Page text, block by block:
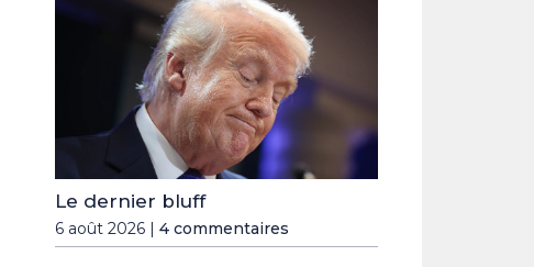
Le dernier bluff
6 août 2026 | 4 commentaires